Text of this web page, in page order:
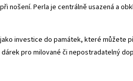
nošení. Perla je centrálně usazená a
investice do památek, které můžete
pro milované či nepostradatelný